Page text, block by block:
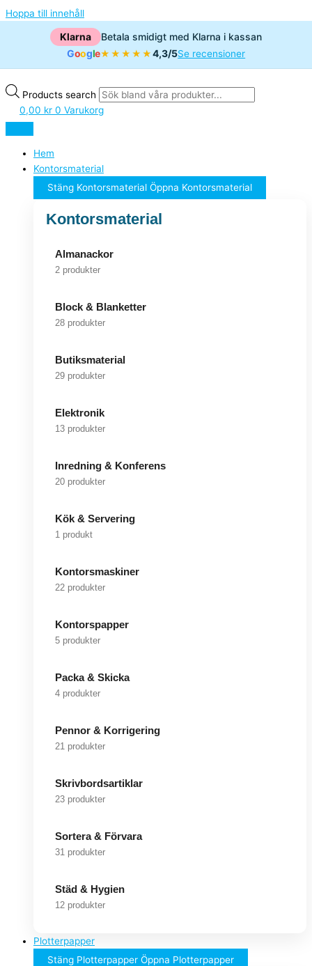
Hoppa till innehåll
Klarna
Betala smidigt med Klarna i kassan
Google★★★★★4,3/5Se recensioner
Products search
0,00 kr 0 Varukorg
Hem
Kontorsmaterial
Stäng Kontorsmaterial Öppna Kontorsmaterial
Kontorsmaterial
Almanackor
2 produkter
Block & Blanketter
28 produkter
Butiksmaterial
29 produkter
Elektronik
13 produkter
Inredning & Konferens
20 produkter
Kök & Servering
1 produkt
Kontorsmaskiner
22 produkter
Kontorspapper
5 produkter
Packa & Skicka
4 produkter
Pennor & Korrigering
21 produkter
Skrivbordsartiklar
23 produkter
Sortera & Förvara
31 produkter
Städ & Hygien
12 produkter
Plotterpapper
Stäng Plotterpapper Öppna Plotterpapper